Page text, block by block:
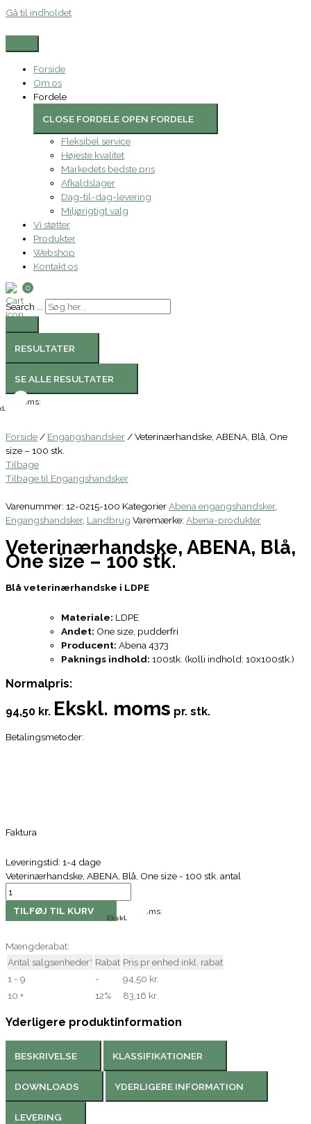
Gå til indholdet
Forside
Om os
Fordele
CLOSE FORDELE OPEN FORDELE
Fleksibel service
Højeste kvalitet
Markedets bedste pris
Afkaldslager
Dag-til-dag-levering
Miljørigtigt valg
Vi støtter
Produkter
Webshop
Kontakt os
0
Search ...
RESULTATER
SE ALLE RESULTATER
Moms:
Forside/ Engangshandsker/ Veterinærhandske, ABENA, Blå, One
size – 100 stk.
Tilbage
Tilbage til Engangshandsker
Varenummer: 12-0215-100 KategorierAbena engangshandsker,
Engangshandsker, Landbrug Varemærke: Abena-produkter
Veterinærhandske, ABENA, Blå,
One size – 100 stk.
Blå veterinærhandske i LDPE
Materiale: LDPE
Andet: One size, pudderfri
Producent: Abena 4373
Paknings indhold: 100stk. (kolli indhold: 10x100stk.)
Normalpris:
94,50 kr. Ekskl. moms pr. stk.
Betalingsmetoder:
Faktura
Leveringstid: 1-4 dage
Veterinærhandske, ABENA, Blå, One size - 100 stk. antal
TILFØJ TIL KURV Moms:
Ekskl.
Mængderabat:
Antal salgsenheder* Rabat Pris pr enhed inkl. rabat
1 - 9
-
94,50 kr.
10 +
12% 83,16 kr.
Yderligere produktinformation
BESKRIVELSE KLASSIFIKATIONER
DOWNLOADS YDERLIGERE INFORMATION
LEVERING